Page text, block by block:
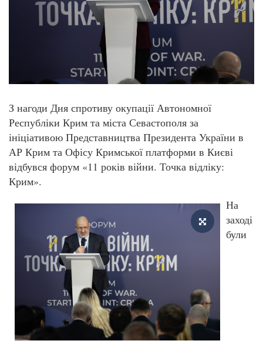
З нагоди Дня спротиву окупації Автономної
Республіки Крим та міста Севастополя за
ініціативою Представництва Президента України в
АР Крим та Офісу Кримської платформи в Києві
відбувся форум «11 років війни. Точка відліку:
Крим».
На
заході
були